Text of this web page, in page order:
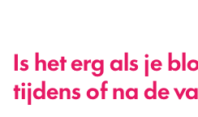
Is het erg als je
tijdens of na de